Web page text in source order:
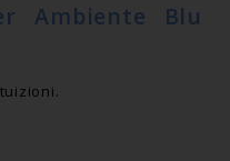
Ambiente Blu